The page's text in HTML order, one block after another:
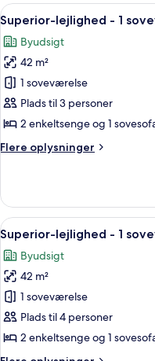
1
soveværelse
Indlæs
alle
billeder
af
Superior-
lejlighed
-
soveværelse
9
Superior-lejlighed - 1
Byudsigt
42 m²
1 soveværelse
Plads til 3 personer
2 enkeltsenge og 1
Flere oplysninger
Flere
lejlighed
1
soveværelse
(2+1)
Indlæs
alle
billeder
af
Superior-
lejlighed
-
9
Superior-lejlighed - 1
Byudsigt
42 m²
1 soveværelse
Plads til 4 personer
2 enkeltsenge og 1